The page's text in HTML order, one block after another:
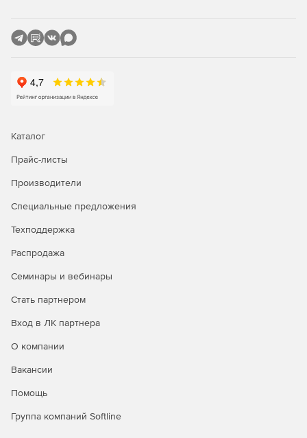
Каталог
Прайс-листы
Производители
Специальные предложения
Техподдержка
Распродажа
Семинары и вебинары
Стать партнером
Вход в ЛК партнера
О компании
Вакансии
Помощь
Группа компаний Softline